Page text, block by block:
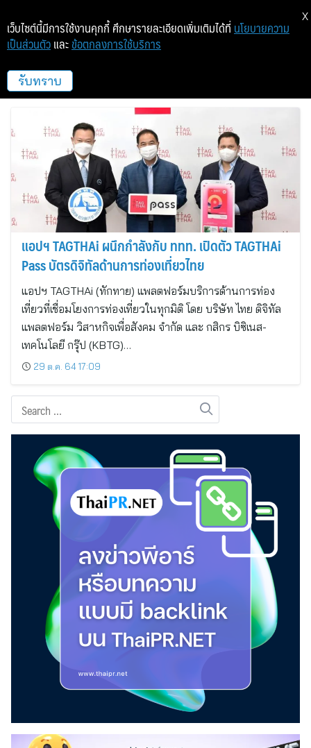
ไทย ดิจิทัล แพลตฟอร์ม วิสาหกิจเพื่อ
สังคม
แอปฯ TAGTHAi ผนึกกำลังกับ ททท. เปิดตัว TAGTHAi
Pass บัตรดิจิทัลด้านการท่องเที่ยวไทย
แอปฯ TAGTHAi (ทักทาย) แพลตฟอร์มบริการด้านการท่อง
เที่ยวที่เชื่อมโยงการท่องเที่ยวในทุกมิติ โดย บริษัท ไทย ดิจิทัล
แพลตฟอร์ม วิสาหกิจเพื่อสังคม จำกัด และ กสิกร บิซิเนส-
เทคโนโลยี กรุ๊ป (KBTG)…
29 ต.ค. 64 17:09
เว็บไซต์นี้มีการใช้งานคุกกี้ ศึกษารายละเอียดเพิ่มเติมได้ที่ นโยบายความ
เป็นส่วนตัว และ ข้อตกลงการใช้บริการ
รับทราบ
X